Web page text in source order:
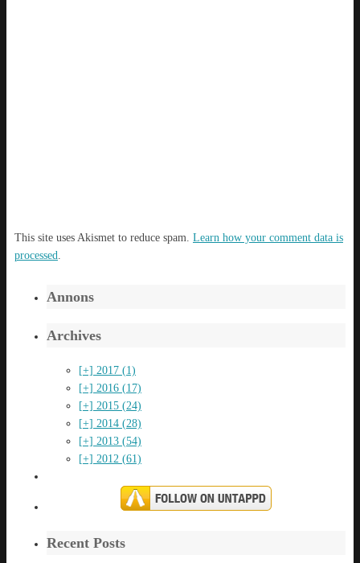
This site uses Akismet to reduce spam. Learn how your comment data is
processed.
Annons
Archives
[+] 2017 (1)
[+] 2016 (17)
[+] 2015 (24)
[+] 2014 (28)
[+] 2013 (54)
[+] 2012 (61)
Recent Posts